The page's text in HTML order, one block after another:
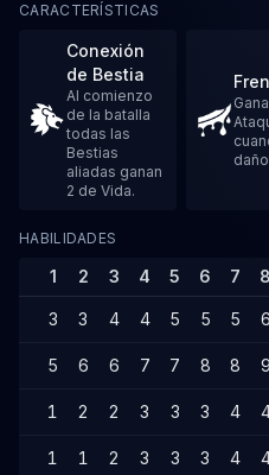
CARACTERÍSTICAS
Conexión
de Bestia
Al comienzo
de la batalla
todas las
Bestias
aliadas ganan
2 de Vida.
daño
HABILIDADES
1 2 3 4 5 6 7 8
3 3 4 4 5 5 5 6
5 6 6 7 7 8 8 9
1 2 2 3 3 3 4
1 1 2 3 3 3 4